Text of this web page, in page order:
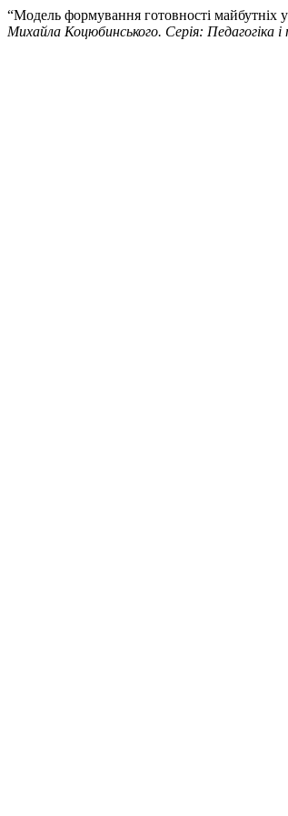
“Модель формування готовності майбутніх
Михайла Коцюбинського. Серія: Педагогіка і